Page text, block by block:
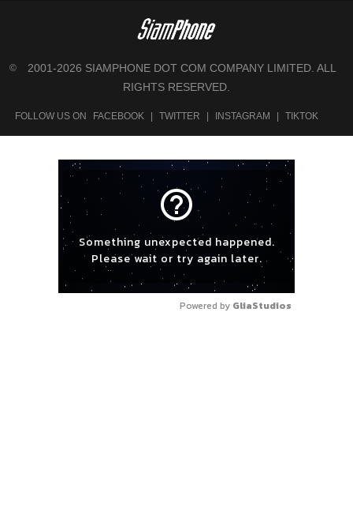
©
2001-2026 SIAMPHONE DOT COM COMPANY LIMITED. ALL
RIGHTS RESERVED.
FOLLOW US ON FACEBOOK TWITTER INSTAGRAM TIKTOK
help_outline
Something unexpected happened.
Please wait or try again later.
Powered by GliaStudios